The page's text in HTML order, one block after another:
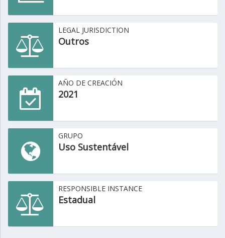
LEGAL JURISDICTION
Outros
AÑO DE CREACIÓN
2021
GRUPO
Uso Sustentável
RESPONSIBLE INSTANCE
Estadual